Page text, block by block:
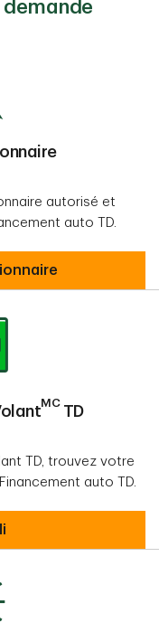
autorisé et
auto TD.
MC TD
TD, trouvez votre
auto TD.
AuVolantMC TD